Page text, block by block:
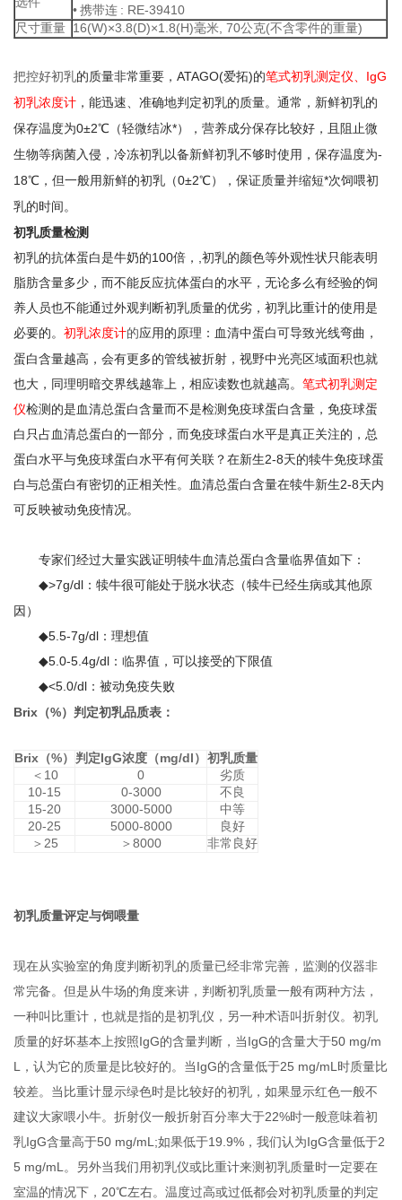
• 携带连 : RE-39410
尺寸重量 16(W)×3.8(D)×1.8(H)毫米 , 70公克(不含零件的重量)
把控好初乳的质量非常重要，ATAGO(爱拓)的笔式初乳测定仪
IgG
初乳浓度计 ，能迅速、准确地判定初乳的质量。通常，新鲜初乳的
保存温度为0±2℃ （轻微结冰*），营养成分保存比较好，且阻止微
生物等病菌入侵，冷冻初乳以备新鲜初乳不够时使用，保存温度为-
18℃ ，但一般用新鲜的初乳（0±2℃），保证质量并缩短*次饲喂初
乳的时间。
初乳质量检测
初乳的抗体蛋白是牛奶的100倍， ,初乳的颜色等外观性状只能表明
脂肪含量多少，而不能反应抗体蛋白的水平，无论多么有经验的饲
养人员也不能通过外观判断初乳质量的优劣，初乳比重计的使用是
必要的。初乳浓度计的应用的原理：血清中蛋白可导致光线弯曲，
蛋白含量越高，会有更多的管线被折射，视野中光亮区域面积也就
也大，同理明暗交界线越靠上，相应读数也就越高。笔式初乳测定
仪检测的是血清总蛋白含量而不是检测免疫球蛋白含量，免疫球蛋
白只占血清总蛋白的一部分，而免疫球蛋白水平是真正关注的，总
蛋白水平与免疫球蛋白水平有何关联？在新生2-8天的犊牛免疫球蛋
白与总蛋白有密切的正相关性。血清总蛋白含量在犊牛新生2-8天内
可反映被动免疫情况。
专家们经过大量实践证明犊牛血清总蛋白含量临界值如下：
◆>7g/dl ：犊牛很可能处于脱水状态（犊牛已经生病或其他原
因）
◆5.5-7g/dl ：理想值
◆5.0-5.4g/dl ：临界值，可以接受的下限值
◆<5.0/dl ：被动免疫失败
Brix （%）判定初乳品质表：
Brix （%） 判定IgG浓度（mg/dl） 初乳质量
＜ 10 0
劣质
10-15
0-3000
不良
15-20
3000-5000
中等
20-25
5000-8000
良好
＞ 25 ＞8000 非常良好
初乳质量评定与饲喂量
现在从实验室的角度判断初乳的质量已经非常完善，监测的仪器非
常完备。但是从牛场的角度来讲，判断初乳质量一般有两种方法，
一种叫比重计，也就是指的是初乳仪，另一种术语叫折射仪。初乳
质量的好坏基本上按照IgG的含量判断，当IgG的含量大于50 mg/m
L
，认为它的质量是比较好的。当IgG的含量低于25 mg/mL 时质量比
较差。当比重计显示绿色时是比较好的初乳，如果显示红色一般不
建议大家喂小牛。折射仪一般折射百分率大于22%时一般意味着初
乳IgG含量高于50 mg/mL;如果低于19.9% ，我们认为IgG含量低于2
5 mg/mL 。另外当我们用初乳仪或比重计来测初乳质量时一定要在
室温的情况下， 20℃左右。温度过高或过低都会对初乳质量的判定